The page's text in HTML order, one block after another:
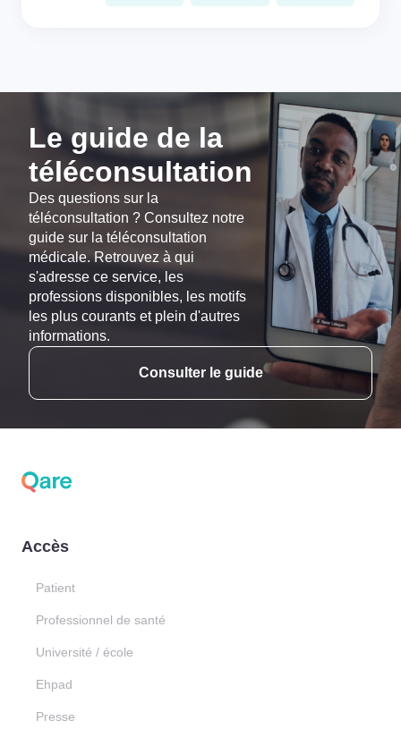
Le guide de la
téléconsultation
Des questions sur la
téléconsultation ? Consultez notre
guide sur la téléconsultation
médicale. Retrouvez à qui
s'adresse ce service, les
professions disponibles, les motifs
les plus courants et plein d'autres
informations.
Consulter le guide
Accès
Patient
Professionnel de santé
Université / école
Ehpad
Presse